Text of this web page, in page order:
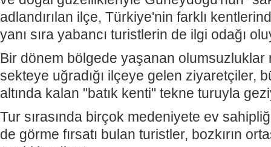
adlandırılan ilçe, Türkiye'nin farklı
yanı sıra yabancı turistlerin de ilgi odağı
Bir dönem bölgede yaşanan olumsuzluklar
sekteye uğradığı ilçeye gelen ziyaretçiler,
altında kalan "batık kenti" tekne turuyla
Tur sırasında birçok medeniyete ev
de görme fırsatı bulan turistler, bozkırın